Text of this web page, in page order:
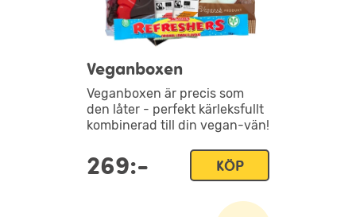
Veganboxen
Veganboxen är precis som
den låter - perfekt kärleksfullt
kombinerad till din vegan-vän!
269:- KÖP